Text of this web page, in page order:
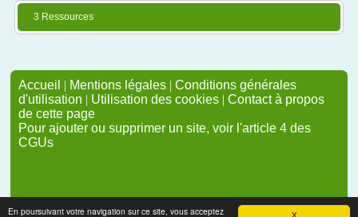
X
En poursuivant votre navigation sur ce site, vous acceptez
3 Ressources
Accueil | Mentions légales | Conditions générales
d'utilisation | Utilisation des cookies | Contact à propos
de cette page
Pour ajouter ou supprimer un site, voir l'article 4 des
CGUs